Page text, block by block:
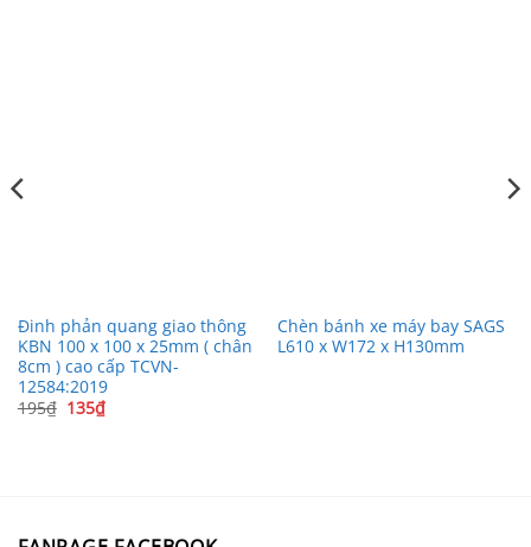
Đinh phản quang giao thông
KBN 100 x 100 x 25mm ( chân
8cm ) cao cấp TCVN-
12584:2019
195₫ Giá
gốc
135₫Giá
hiện
Chèn bánh xe máy bay SAGS
L610 x W172 x H130mm